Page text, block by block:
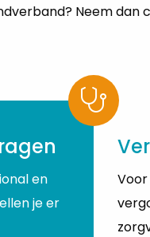
Neem dan
en
je er